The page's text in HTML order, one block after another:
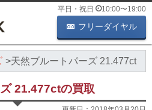
平日・祝日 10:00〜19:00
フリーダイヤル
天然ブルートパーズ 21.477ct
21.477ctの買取